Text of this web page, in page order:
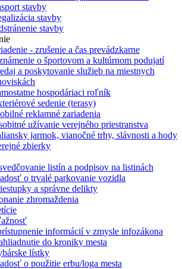
stavby
stavby
stavby
- zrušenie a čas prevádzkarne
o športovom a kultúrnom podujatí
a poskytovanie služieb na miestnych
hospodáriaci roľník
sedenie (terasy)
reklamné zariadenia
užívanie verejného priestranstva
jarmok, vianočné trhy, slávnosti a hody
zbierky
listín a podpisov na listinách
o trvalé parkovanie vozidla
a správne delikty
zhromaždenia
informácií v zmysle infozákona
do kroniky mesta
lístky
o použitie erbu/loga mesta